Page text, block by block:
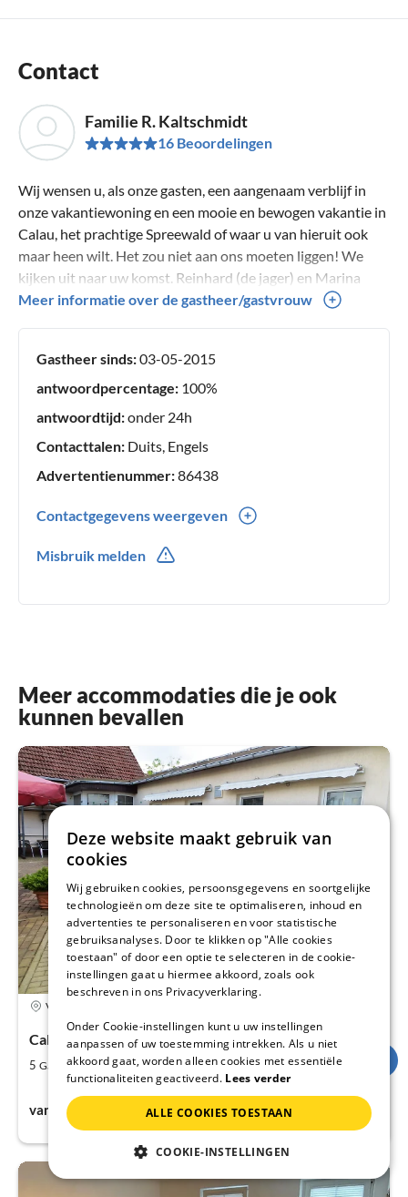
Contact
Familie R. Kaltschmidt
16 Beoordelingen
Wij wensen u, als onze gasten, een aangenaam verblijf in
onze vakantiewoning en een mooie en bewogen vakantie in
Calau, het prachtige Spreewald of waar u van hieruit ook
maar heen wilt. Het zou niet aan ons moeten liggen! We
kijken uit naar uw komst. Reinhard (de jager) en Marina
Kaltschmidt
Meer informatie over de gastheer/gastvrouw
Gastheer sinds:03-05-2015
antwoordpercentage: 100%
antwoordtijd:onder 24h
Contacttalen: Duits, Engels
Advertentienummer:86438
Contactgegevens weergeven
Misbruik melden
Meer accommodaties die je ook
kunnen bevallen
Vakantieappartement
Calau, Brandenburg, Duitsland
5 Gasten130m2 2Slaapkamers
vanaf €45 Per nacht
Deze website maakt gebruik van
cookies
Wij gebruiken cookies, persoonsgegevens en soortgelijke
technologieën om deze site te optimaliseren, inhoud en
advertenties te personaliseren en voor statistische
gebruiksanalyses. Door te klikken op "Alle cookies
toestaan" of door een optie te selecteren in de cookie-
instellingen gaat u hiermee akkoord, zoals ook
beschreven in ons Privacyverklaring.
Onder Cookie-instellingen kunt u uw instellingen
aanpassen of uw toestemming intrekken. Als u niet
akkoord gaat, worden alleen cookies met essentiële
functionaliteiten geactiveerd. Lees verder
ALLE COOKIES TOESTAAN
COOKIE-INSTELLINGEN